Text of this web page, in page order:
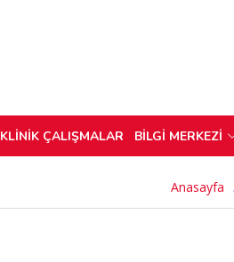
KLİNİK ÇALIŞMALAR BİLGİ MERKEZİ
Anasayfa